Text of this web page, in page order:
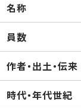
名称
員数
作者・出土・伝来
時代・年代世紀